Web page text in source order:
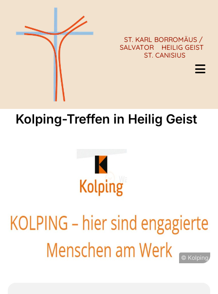
ST. KARL BORROMÄUS /
SALVATOR
HEILIG GEIST
ST. CANISIUS
Kolping-Treffen in Heilig Geist
© Kolping